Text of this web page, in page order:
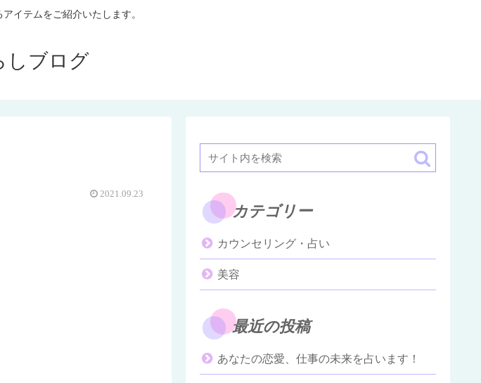
イテムをご紹介いたします。
しブログ
2021.09.23
カテゴリー
カウンセリング・占い
美容
最近の投稿
あなたの恋愛、仕事の未来を占います！